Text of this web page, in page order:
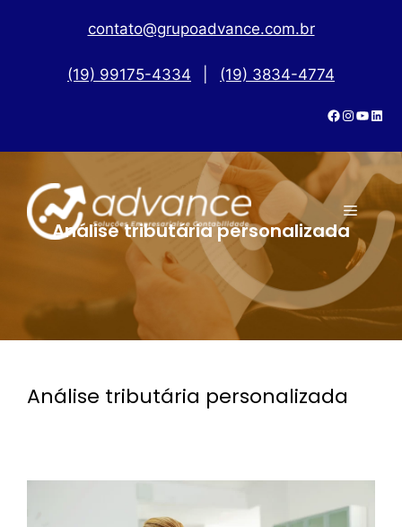
contato@grupoadvance.com.br
(19) 99175-4334 (19) 3834-4774
Análise tributária personalizada
Análise tributária personalizada